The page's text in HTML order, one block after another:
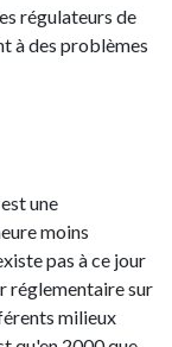
régulateurs de
à des problèmes
une
moins
pas à ce jour
réglementaire sur
milieux